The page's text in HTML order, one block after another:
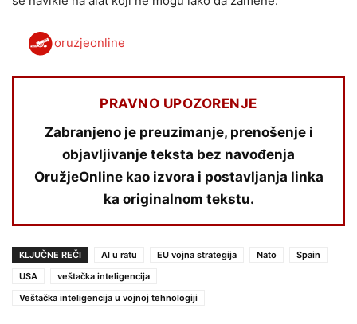
oruzjeonline
PRAVNO UPOZORENJE
Zabranjeno je preuzimanje, prenošenje i
objavljivanje teksta bez navođenja
OružjeOnline kao izvora i postavljanja linka
ka originalnom tekstu.
KLJUČNE REČI AI u ratu EU vojna strategija Nato
Spain
USA
veštačka inteligencija
Veštačka inteligencija u vojnoj tehnologiji